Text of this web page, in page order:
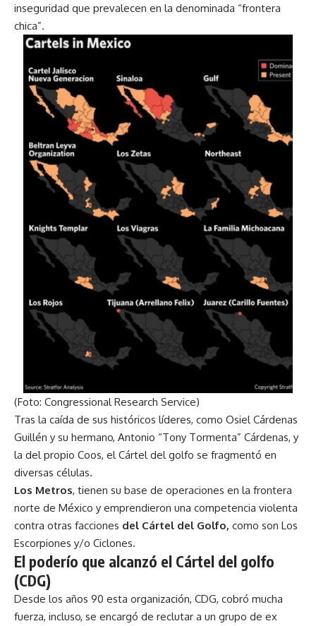
inseguridad que prevalecen en la denominada “frontera
chica”.
(Foto: Congressional Research Service)
Tras la caída de sus históricos líderes, como Osiel Cárdenas
Guillén y su hermano, Antonio “Tony Tormenta” Cárdenas, y
la del propio Coos, el Cártel del golfo se fragmentó en
diversas células.
Los Metros, tienen su base de operaciones en la frontera
norte de México y emprendieron una competencia violenta
contra otras facciones del Cártel del Golfo, como son Los
Escorpiones y/o Ciclones.
El poderío que alcanzó el Cártel del golfo
(CDG)
Desde los años 90 esta organización, CDG, cobró mucha
fuerza, incluso, se encargó de reclutar a un grupo de ex